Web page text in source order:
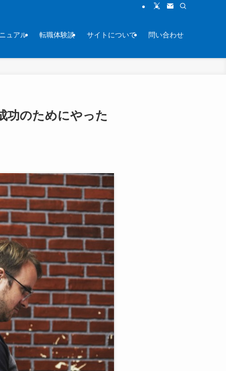
ュアル 転職体験談 サイトについて 問い合わせ
功のためにやった